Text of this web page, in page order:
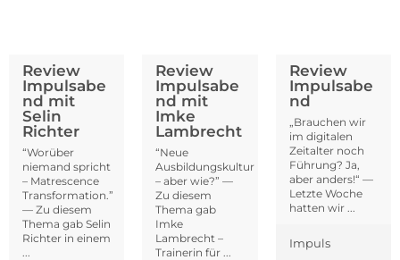
Review
Impulsabe
nd mit
Selin
Richter
“Worüber
niemand spricht
– Matrescence
Transformation.”
— Zu diesem
Thema gab Selin
Richter in einem
Review
Impulsabe
nd mit
Imke
Lambrecht
“Neue
Ausbildungskultur
– aber wie?” —
Zu diesem
Thema gab
Imke
Lambrecht –
Trainerin für ...
Review
Impulsabe
nd
„Brauchen wir
im digitalen
Zeitalter noch
Führung? Ja,
aber anders!“ —
Letzte Woche
hatten wir ...
Impuls